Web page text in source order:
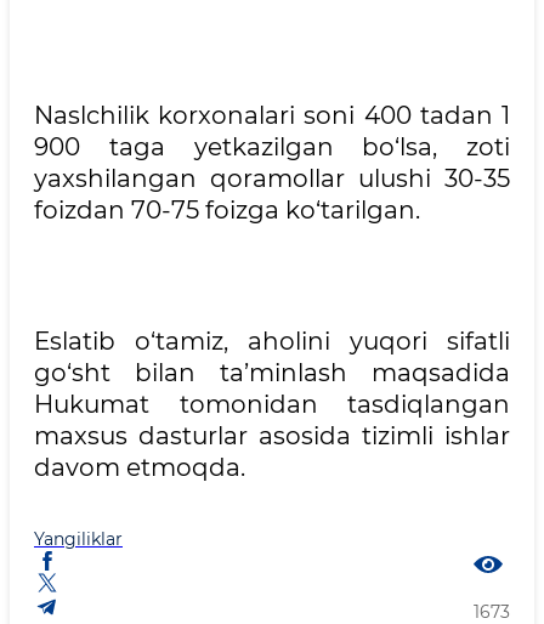
Naslchilik korxonalari soni 400 tadan 1
900 taga yetkazilgan bo‘lsa, zoti
yaxshilangan qoramollar ulushi 30-35
foizdan 70-75 foizga ko‘tarilgan.
Eslatib o‘tamiz, aholini yuqori sifatli
go‘sht bilan ta’minlash maqsadida
Hukumat tomonidan tasdiqlangan
maxsus dasturlar asosida tizimli ishlar
davom etmoqda.
Yangiliklar
1673